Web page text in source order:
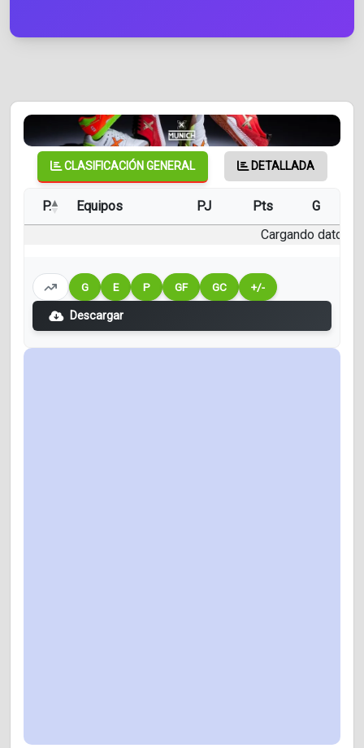
CLASIFICACIÓN GENERAL DETALLADA
P. Equipos PJ Pts G
Cargando datos...
G E P GF GC +/-
Descargar